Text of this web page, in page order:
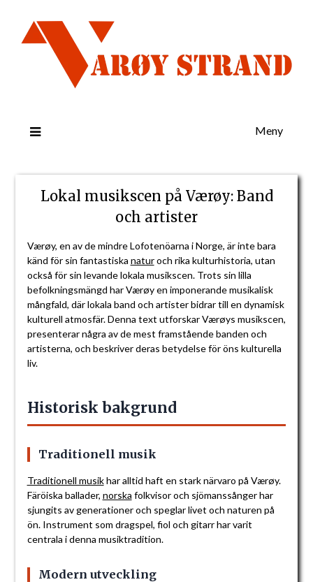
Meny
Lokal musikscen på Værøy: Band
och artister
Værøy, en av de mindre Lofotenöarna i Norge, är inte bara
känd för sin fantastiska naturoch rika kulturhistoria, utan
också för sin levande lokala musikscen. Trots sin lilla
befolkningsmängd har Værøy en imponerande musikalisk
mångfald, där lokala band och artister bidrar till en dynamisk
kulturell atmosfär. Denna text utforskar Værøys musikscen,
presenterar några av de mest framstående banden och
artisterna, och beskriver deras betydelse för öns kulturella
liv.
Historisk bakgrund
Traditionell musik
Traditionell musikhar alltid haft en stark närvaro på Værøy.
Färöiska ballader, norska folkvisor och sjömanssånger har
sjungits av generationer och speglar livet och naturen på
ön. Instrument som dragspel, fiol och gitarr har varit
centrala i denna musiktradition.
Modern utveckling